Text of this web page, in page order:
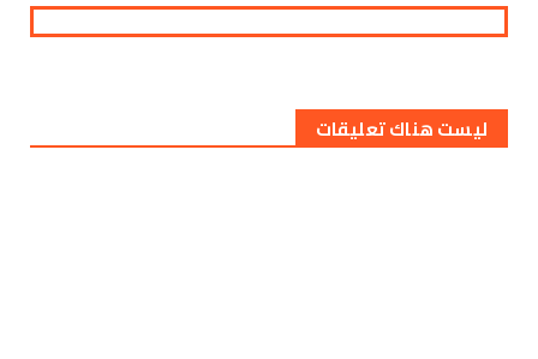
ليست هناك تعليقات